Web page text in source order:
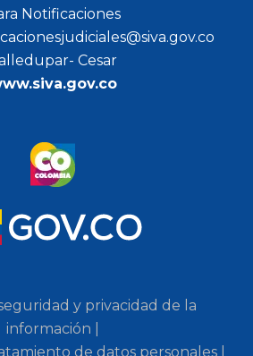
Notificaciones
Cesar
y privacidad de la
información |
de datos personales |